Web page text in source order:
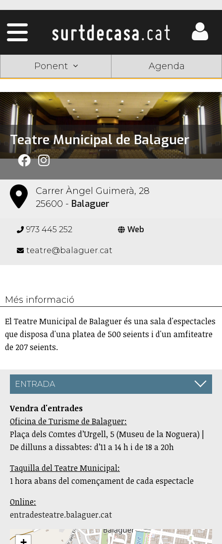
Ponent Agenda
Teatre Municipal de Balaguer
Carrer Àngel Guimerà, 28
25600 - Balaguer
973 445 252 Web
teatre@balaguer.cat
Més informació
El Teatre Municipal de Balaguer és una sala d'espectacles
que disposa d'una platea de 500 seients i d'un amfiteatre
de 207 seients.
ENTRADA
Vendra d'entrades
Oficina de Turisme de Balaguer:
Plaça dels Comtes d’Urgell, 5 (Museu de la Noguera) |
De dilluns a dissabtes: d’11 a 14 h i de 18 a 20h
Taquilla del Teatre Municipal:
1 hora abans del començament de cada espectacle
Online:
entradesteatre.balaguer.cat